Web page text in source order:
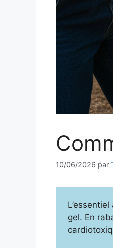
10/06/2026 par
gel. En